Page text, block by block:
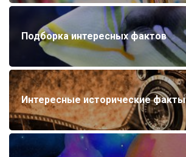
Подборка интересных фактов
Интересные исторические факты